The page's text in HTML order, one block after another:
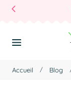
Au Contenu
Accueil Blog